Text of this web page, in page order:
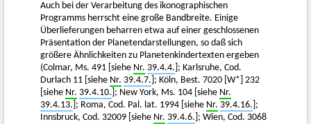
Auch bei der Verarbeitung des ikonographischen
Programms herrscht eine große Bandbreite. Einige
Überlieferungen beharren etwa auf einer geschlossenen
Präsentation der Planetendarstellungen, so daß sich
größere Ähnlichkeiten zu Planetenkindertexten ergeben
(Colmar, Ms. 491 [siehe Nr. 39.4.4. ]; Karlsruhe, Cod.
Durlach 11 [siehe Nr. 39.4.7. ]; Köln, Best. 7020 [W*] 232
[siehe Nr. 39.4.10. ]; New York, Ms. 104 [siehe Nr.
39.4.13. ]; Roma, Cod. Pal. lat. 1994 [siehe Nr. 39.4.16. ];
Innsbruck, Cod. 32009 [siehe Nr. 39.4.6. ]; Wien, Cod. 3068